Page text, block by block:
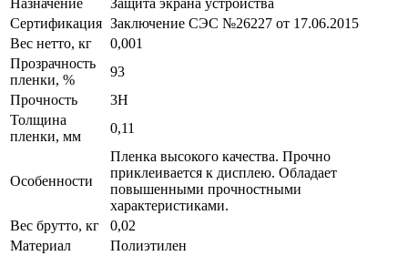
Сертификация Заключение СЭС №26227 от 17.06.2015
Вес нетто, кг
0,001
Прозрачность
пленки, %
93
Прочность
3H
Толщина
пленки, мм
0,11
Особенности
Пленка высокого качества. Прочно
приклеивается к дисплею. Обладает
повышенными прочностными
характеристиками.
Вес брутто, кг
0,02
Материал
Полиэтилен